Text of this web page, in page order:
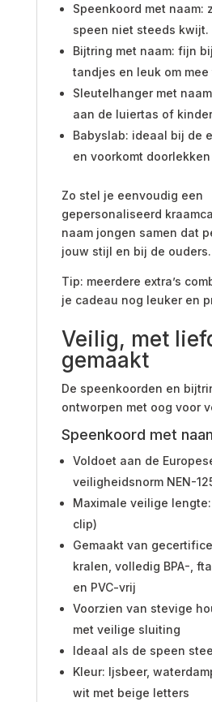
Speenkoord met naam:
speen niet steeds kwijt.
Bijtring met naam: fijn
tandjes en leuk om
Sleutelhanger met
aan de luiertas of
Babyslab: ideaal bij de
en voorkomt
Zo stel je eenvoudig een
gepersonaliseerd
naam jongen samen dat
jouw stijl en bij de ouders.
Tip: meerdere extra’s
je cadeau nog leuker en
Veilig, met
gemaakt
De speenkoorden en
ontworpen met oog voor
Speenkoord met
Voldoet aan de
veiligheidsnorm NEN-
Maximale veilige
clip)
Gemaakt van
kralen, volledig BPA-,
en PVC-vrij
Voorzien van stevige
met veilige sluiting
Ideaal als de speen
Kleur: Ijsbeer,
wit met beige letters